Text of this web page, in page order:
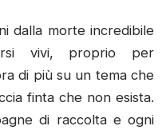
dalla morte incredibile
vivi, proprio per
di più su un tema che
finta che non esista.
di raccolta e ogni